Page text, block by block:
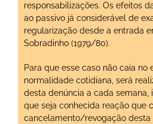
responsabilizações. Os efeitos
ao passivo já considerável de
regularização desde a entrada
Sobradinho (1979/80).
Para que esse caso não caia no
normalidade cotidiana, será
desta denúncia a cada semana,
que seja conhecida reação que
cancelamento/revogação desta